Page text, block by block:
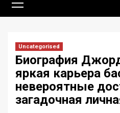
меню
Uncategorised
Биография
яркая карьера
невероятные
загадочная